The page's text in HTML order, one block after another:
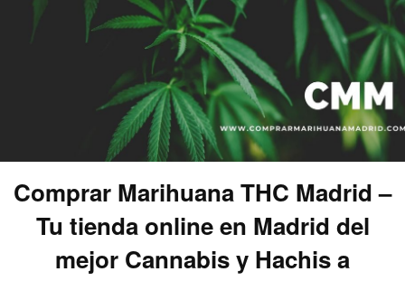
Comprar Marihuana THC Madrid –
Tu tienda online en Madrid del
mejor Cannabis y Hachis a